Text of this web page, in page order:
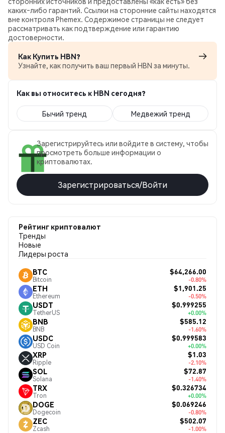
каких‑либо гарантий. Ссылки на сторонние сайты находятся
вне контроля Phemex. Содержимое страницы не следует
рассматривать как подтверждение или гарантию
достоверности.
Как Купить HBN?
Узнайте, как получить ваш первый HBN за минуты.
Как вы относитесь к HBN сегодня?
Бычий тренд Медвежий тренд
Зарегистрируйтесь или войдите в систему, чтобы
просмотреть больше информации о
криптовалютах.
Зарегистрироваться/Войти
Рейтинг криптовалют
Тренды
Новые
Лидеры роста
BTC
Bitcoin
$64,266.00
-0.80%
ETH
Ethereum
$1,901.25
-0.50%
USDT
TetherUS
$0.999255
+0.00%
BNB
BNB
$585.12
-1.60%
USDC
USD Coin
$0.999583
+0.00%
XRP
Ripple
$1.03
-2.10%
SOL
Solana
$72.87
-1.40%
TRX
Tron
$0.326734
+0.00%
DOGE
Dogecoin
$0.069246
-0.80%
ZEC
Zcash
$502.07
-1.00%